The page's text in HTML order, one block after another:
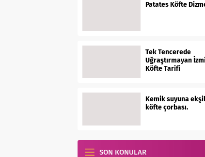
Patates Köfte
Tek Tencerede
Uğraştırmayan
Köfte Tarifi
Kemik suyuna
köfte çorbası.
SON KONULAR